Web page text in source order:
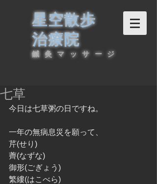
星空散歩
治療院
鍼灸マッサージ
七草
今日は七草粥の日ですね。
一年の無病息災を願って、
芹(せり)
薺(なずな)
御形(ごぎょう)
繁縷(はこべら)